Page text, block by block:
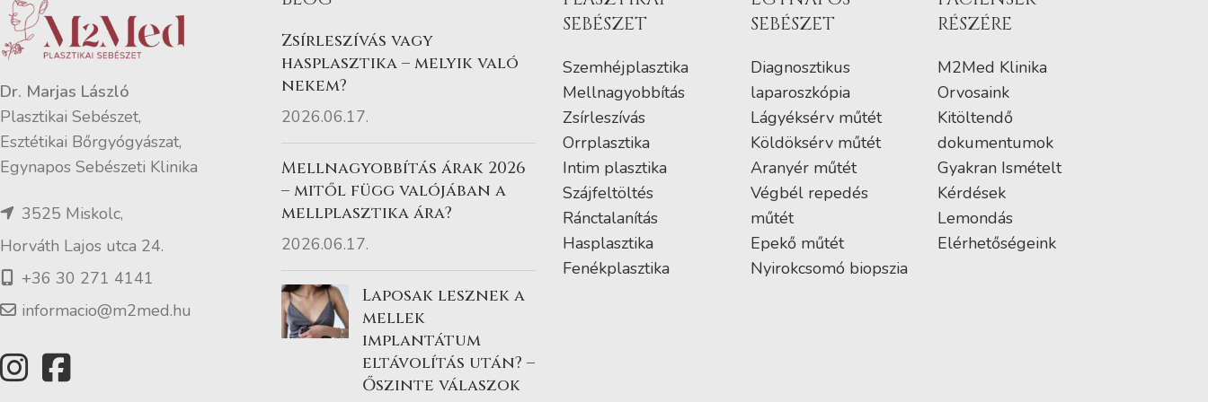
Dr. Marjas László
Plasztikai Sebészet,
Esztétikai Bőrgyógyászat,
Egynapos Sebészeti Klinika
3525 Miskolc,
Horváth Lajos utca 24.
+36 30 271 4141
informacio@m2med.hu
Zsírleszívás vagy
hasplasztika – melyik való
nekem?
2026.06.17.
Mellnagyobbítás árak 2026
– mitől függ valójában a
mellplasztika ára?
2026.06.17.
Laposak lesznek a
mellek
implantátum
eltávolítás után? –
Őszinte válaszok
SEBÉSZET
Szemhéjplasztika
Mellnagyobbítás
Zsírleszívás
Orrplasztika
Intim plasztika
Szájfeltöltés
Ránctalanítás
Hasplasztika
Fenékplasztika
SEBÉSZET
Diagnosztikus
laparoszkópia
Lágyéksérv műtét
Köldöksérv műtét
Aranyér műtét
Végbél repedés
műtét
Epekő műtét
Nyirokcsomó biopszia
RÉSZÉRE
M2Med Klinika
Orvosaink
Kitöltendő
dokumentumok
Gyakran Ismételt
Kérdések
Lemondás
Elérhetőségeink